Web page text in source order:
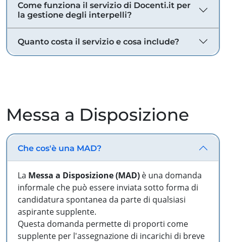
Come funziona il servizio di Docenti.it per
la gestione degli interpelli?
Quanto costa il servizio e cosa include?
Messa a Disposizione
Che cos'è una MAD?
La Messa a Disposizione (MAD) è una domanda
informale che può essere inviata sotto forma di
candidatura spontanea da parte di qualsiasi
aspirante supplente.
Questa domanda permette di proporti come
supplente per l'assegnazione di incarichi di breve